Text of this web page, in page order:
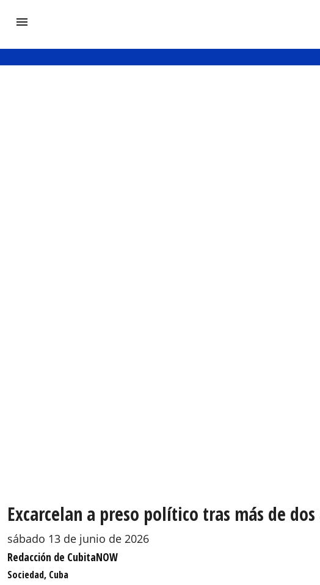
Excarcelan a preso político tras más de
sábado 13 de junio de 2026
Redacción de CubitaNOW
Sociedad, Cuba